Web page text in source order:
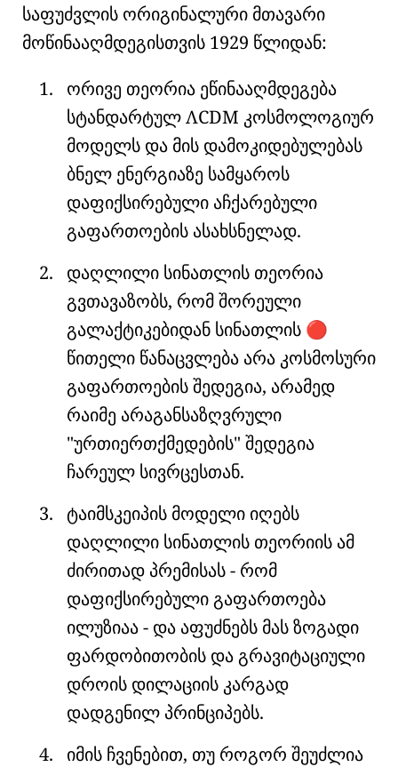
საფუძვლის ორიგინალური მთავარი
მოწინააღმდეგისთვის 1929 წლიდან:
ორივე თეორია ეწინააღმდეგება
სტანდარტულ ΛCDM კოსმოლოგიურ
მოდელს და მის დამოკიდებულებას
ბნელ ენერგიაზე სამყაროს
დაფიქსირებული აჩქარებული
გაფართოების ასახსნელად.
დაღლილი სინათლის თეორია
გვთავაზობს, რომ შორეული
გალაქტიკებიდან სინათლის 🔴
წითელი წანაცვლება არა კოსმოსური
გაფართოების შედეგია, არამედ
რაიმე არაგანსაზღვრული
"ურთიერთქმედების" შედეგია
ჩარეულ სივრცესთან.
ტაიმსკეიპის მოდელი იღებს
დაღლილი სინათლის თეორიის ამ
ძირითად პრემისას - რომ
დაფიქსირებული გაფართოება
ილუზიაა - და აფუძნებს მას ზოგადი
ფარდობითობის და გრავიტაციული
დროის დილაციის კარგად
დადგენილ პრინციპებს.
იმის ჩვენებით, თუ როგორ შეუძლია